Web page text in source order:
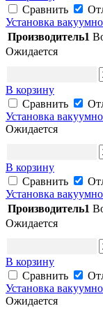
Сравнить
Установка
Производитель1
Ожидается
В корзину
Сравнить
Установка
Ожидается
В корзину
Сравнить
Установка
Производитель1
Ожидается
В корзину
Сравнить
Установка
Ожидается